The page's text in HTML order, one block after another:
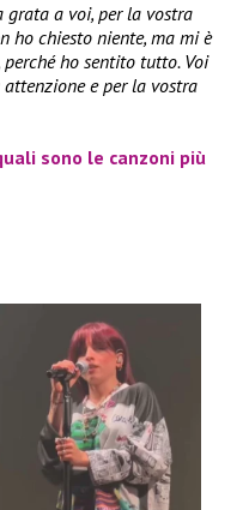
grata a voi, per la vostra
ho chiesto niente, ma mi è
ho sentito tutto. Voi
e per la vostra
sono le canzoni più